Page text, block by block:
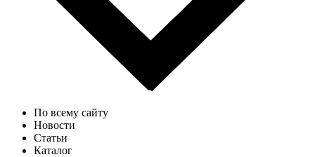
По всему сайту
Новости
Статьи
Каталог